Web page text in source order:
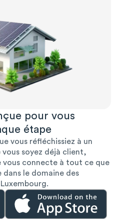
pour vous
étape
vous réfléchissiez à un
soyez déjà client,
vous connecte à tout ce que
dans le domaine des